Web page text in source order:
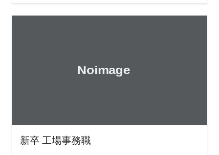
新卒 工場事務職